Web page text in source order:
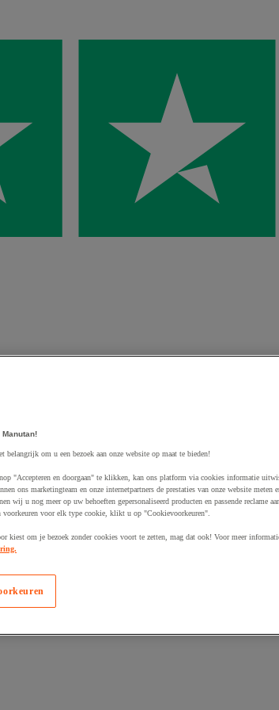
aan winkelwagen
belangrijk om u een bezoek aan onze website op maat te bieden!
"Accepteren en doorgaan" te klikken, kan ons platform via cookies informatie
ons marketingteam en onze internetpartners de prestaties van onze website meten
wij u nog meer op uw behoeften gepersonaliseerd producten en passende reclame
voorkeuren voor elk type cookie, klikt u op "Cookievoorkeuren".
kiest om je bezoek zonder cookies voort te zetten, mag dat ook! Voor meer